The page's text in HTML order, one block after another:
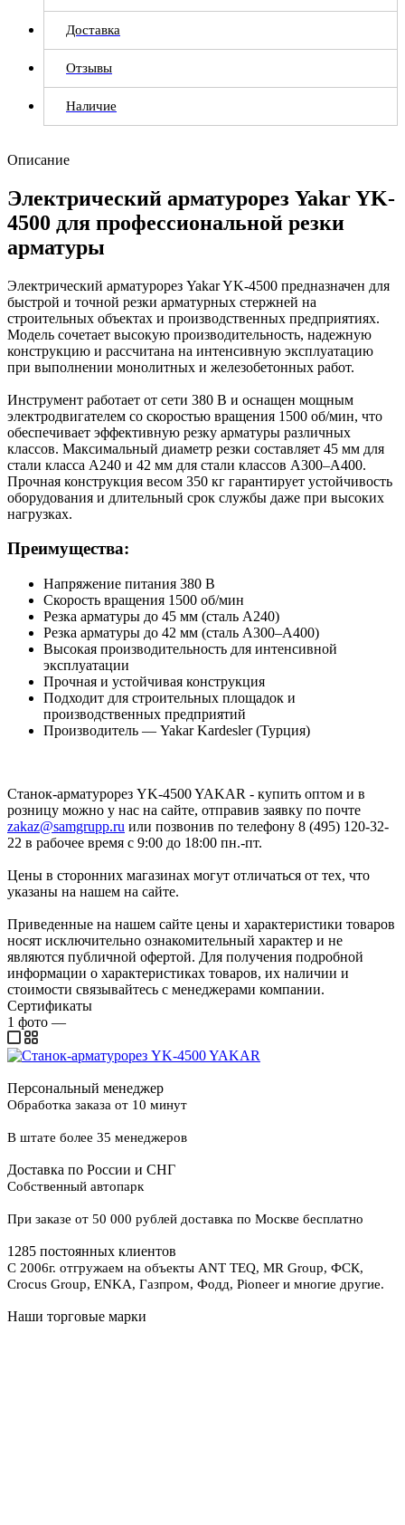
Доставка
Отзывы
Наличие
Описание
Электрический арматурорез Yakar YK-
4500 для профессиональной резки
арматуры
Электрический арматурорез Yakar YK-4500 предназначен для
быстрой и точной резки арматурных стержней на
строительных объектах и производственных предприятиях.
Модель сочетает высокую производительность, надежную
конструкцию и рассчитана на интенсивную эксплуатацию
при выполнении монолитных и железобетонных работ.
Инструмент работает от сети 380 В и оснащен мощным
электродвигателем со скоростью вращения 1500 об/мин, что
обеспечивает эффективную резку арматуры различных
классов. Максимальный диаметр резки составляет 45 мм для
стали класса А240 и 42 мм для стали классов А300–А400.
Прочная конструкция весом 350 кг гарантирует устойчивость
оборудования и длительный срок службы даже при высоких
нагрузках.
Преимущества:
Напряжение питания 380 В
Скорость вращения 1500 об/мин
Резка арматуры до 45 мм (сталь А240)
Резка арматуры до 42 мм (сталь А300–А400)
Высокая производительность для интенсивной
эксплуатации
Прочная и устойчивая конструкция
Подходит для строительных площадок и
производственных предприятий
Производитель — Yakar Kardesler (Турция)
Станок-арматурорез YK-4500 YAKAR - купить оптом и в
розницу можно у нас на сайте, отправив заявку по почте
zakaz@samgrupp.ru или позвонив по телефону 8 (495) 120-32-
22 в рабочее время с 9:00 до 18:00 пн.-пт.
Цены в сторонних магазинах могут отличаться от тех, что
указаны на нашем на сайте.
Приведенные на нашем сайте цены и характеристики товаров
носят исключительно ознакомительный характер и не
являются публичной офертой. Для получения подробной
информации о характеристиках товаров, их наличии и
стоимости связывайтесь с менеджерами компании.
Сертификаты
1 фото —
Персональный менеджер
Обработка заказа от 10 минут
В штате более 35 менеджеров
Доставка по России и СНГ
Собственный автопарк
При заказе от 50 000 рублей доставка по Москве бесплатно
1285 постоянных клиентов
С 2006г. отгружаем на объекты ANT TEQ, MR Group, ФСК,
Crocus Group, ENKA, Газпром, Фодд, Pioneer и многие другие.
Наши торговые марки